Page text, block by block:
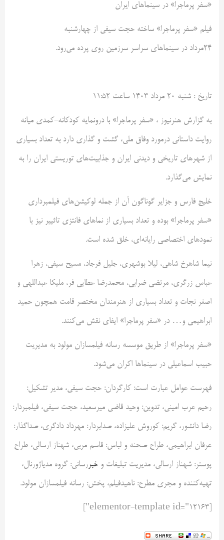
«سفر پرماجرا» در سینماهای ایران
فیلم «سفر پرماجرا» ساخته حجت سیفی از چهارشنبه
۲۴مرداد در سینماهای سراسر سرزمین روی پرده می‌رود.
تاريخ : شنبه ۲۰ مرداد ۱۴۰۳ ساعت ۱۱:۵۲
به گزارش هنرنیوز ، «سفر پرماجرا» با درونمایه کودکانه-کمدی میانه
روایت داستانی درمورد وفاق ملی، گشت و گذاری دارد به تعداد بسیاری
از شهرهای تاریخی و دیدنی ایران و جذابیت‌های توریستی ایران را به
نمایش می‌گذارد.
خلیج فارس و جزایر گوناگون آن از جمله لوکیشن‌های فیلمبرداری
«سفر پرماجرا» بوده و تعداد بسیاری از نماهای فانتزی تاثییر نیز با
نمود‌های اختصاصی رایانه‌ای، خلق شده است.
نیما شاهرخ شاهی، لیلا بوشهری، جلیل فرجاد، مسیح سیفی، زهرا
عباس زرگری، مرتضی ضرابی، محمدرضا عطایی فر، ملیکا عبداللهی و
اصغر نجات و تعداد بسیاری از هنرمندان مختصر قامت همچون حمید
ابراهیمی و… در «سفر پرماجرا» ایفای نقش می‌کنند.
«سفر پرماجرا» از طریق موسسه رسانه فیلمسازان مولود به مدیریت
حبیب اسماعیلی در سینماها اکران می‌شود.
فهرست عوامل عبارت است: کارگردان: حجت سیفی، مدیر تشکیل:
رحیم عرب امینی، تدوین: وحید قاضی میرسعید، حجت سیفی، فیلمبردار:
رضا دانشور، گریم: کوروش علیزاده، صدابردار: مهرداد دادگری، صداگذار:
عرفان ابراهیمی، طراح صحنه و لباس: قاسم مربی، شهناز ارسالی، طراح
پوستر: شهناز ارسالی، مدیریت تبلیغات و خبر‌رسانی: گروه مدیاژورنال،
تهیه‌کننده و مجری مطرح: ناهیدفیلم، پخش: رسانه فیلمسازان مولود.